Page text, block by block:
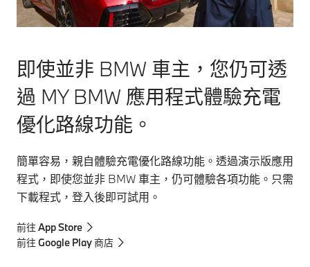
即使並非 BMW 車主，您仍可透
過 MY BMW 應用程式體驗充電
優化路線功能。
簡單容易，親自體驗充電優化路線功能。透過演示版應用
程式，即使您並非 BMW 車主，仍可體驗各項功能。只需
下載程式，登入後即可試用。
前往 App Store
前往 Google Play 商店